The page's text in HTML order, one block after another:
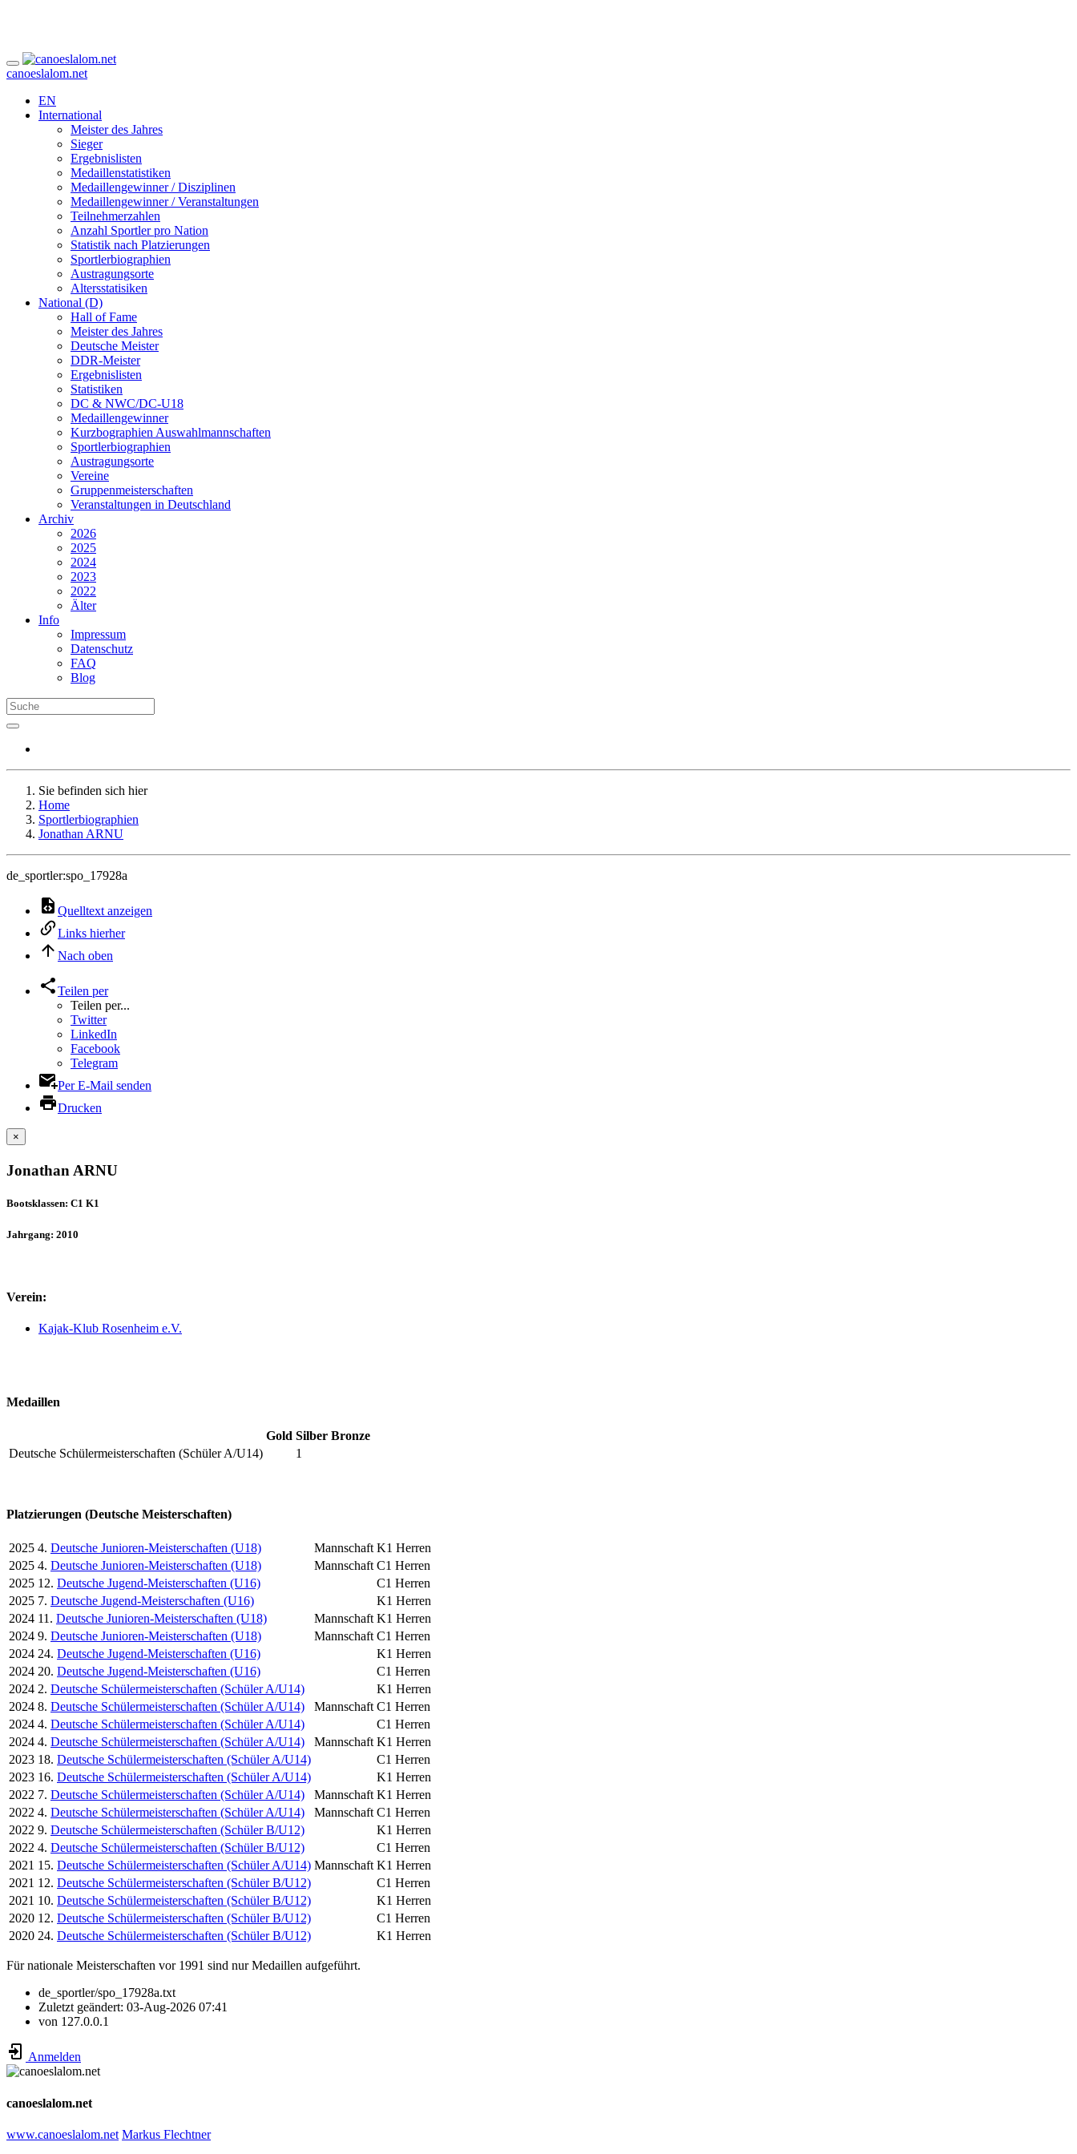
canoeslalom.net
EN
International
Meister des Jahres
Sieger
Ergebnislisten
Medaillenstatistiken
Medaillengewinner / Disziplinen
Medaillengewinner / Veranstaltungen
Teilnehmerzahlen
Anzahl Sportler pro Nation
Statistik nach Platzierungen
Sportlerbiographien
Austragungsorte
Altersstatisiken
National (D)
Hall of Fame
Meister des Jahres
Deutsche Meister
DDR-Meister
Ergebnislisten
Statistiken
DC & NWC/DC-U18
Medaillengewinner
Kurzbographien Auswahlmannschaften
Sportlerbiographien
Austragungsorte
Vereine
Gruppenmeisterschaften
Veranstaltungen in Deutschland
Archiv
2026
2025
2024
2023
2022
Älter
Info
Impressum
Datenschutz
FAQ
Blog
Sie befinden sich hier
Home
Sportlerbiographien
Jonathan ARNU
de_sportler:spo_17928a
Quelltext anzeigen
Links hierher
Nach oben
Teilen per
Teilen per...
Twitter
LinkedIn
Facebook
Telegram
Per E-Mail senden
Drucken
×
Jonathan ARNU
Bootsklassen: C1 K1
Jahrgang: 2010
Verein:
Kajak-Klub Rosenheim e.V.
Medaillen
Gold Silber Bronze
Deutsche Schülermeisterschaften (Schüler A/U14)
1
Platzierungen (Deutsche Meisterschaften)
2025 4. Deutsche Junioren-Meisterschaften (U18) Mannschaft K1 Herren
2025 4. Deutsche Junioren-Meisterschaften (U18) Mannschaft C1 Herren
2025 12. Deutsche Jugend-Meisterschaften (U16)
C1 Herren
2025 7. Deutsche Jugend-Meisterschaften (U16)
K1 Herren
2024 11. Deutsche Junioren-Meisterschaften (U18) Mannschaft K1 Herren
2024 9. Deutsche Junioren-Meisterschaften (U18) Mannschaft C1 Herren
2024 24. Deutsche Jugend-Meisterschaften (U16)
K1 Herren
2024 20. Deutsche Jugend-Meisterschaften (U16)
C1 Herren
2024 2. Deutsche Schülermeisterschaften (Schüler A/U14)
K1 Herren
2024 8. Deutsche Schülermeisterschaften (Schüler A/U14) Mannschaft C1 Herren
2024 4. Deutsche Schülermeisterschaften (Schüler A/U14)
C1 Herren
2024 4. Deutsche Schülermeisterschaften (Schüler A/U14) Mannschaft K1 Herren
2023 18. Deutsche Schülermeisterschaften (Schüler A/U14)
C1 Herren
2023 16. Deutsche Schülermeisterschaften (Schüler A/U14)
K1 Herren
2022 7. Deutsche Schülermeisterschaften (Schüler A/U14) Mannschaft K1 Herren
2022 4. Deutsche Schülermeisterschaften (Schüler A/U14) Mannschaft C1 Herren
2022 9. Deutsche Schülermeisterschaften (Schüler B/U12)
K1 Herren
2022 4. Deutsche Schülermeisterschaften (Schüler B/U12)
C1 Herren
2021 15. Deutsche Schülermeisterschaften (Schüler A/U14) Mannschaft K1 Herren
2021 12. Deutsche Schülermeisterschaften (Schüler B/U12)
C1 Herren
2021 10. Deutsche Schülermeisterschaften (Schüler B/U12)
K1 Herren
2020 12. Deutsche Schülermeisterschaften (Schüler B/U12)
C1 Herren
2020 24. Deutsche Schülermeisterschaften (Schüler B/U12) K1 Herren
Für nationale Meisterschaften vor 1991 sind nur Medaillen aufgeführt.
de_sportler/spo_17928a.txt
Zuletzt geändert: 03-Aug-2026 07:41
von 127.0.0.1
Anmelden
canoeslalom.net
www.canoeslalom.net Markus Flechtner